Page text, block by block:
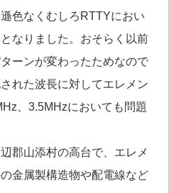
色なくむしろRTTYにおい
なりました。おそらく以前
ーンが変わったためなので
れた波長に対してエレメン
、3.5MHzにおいても問題
郡山添村の高台で、エレメ
金属製構造物や配電線など